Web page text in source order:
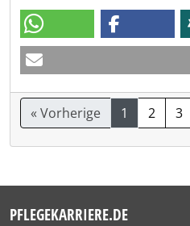
« Vorherige 1 2 3
PFLEGEKARRIERE.DE